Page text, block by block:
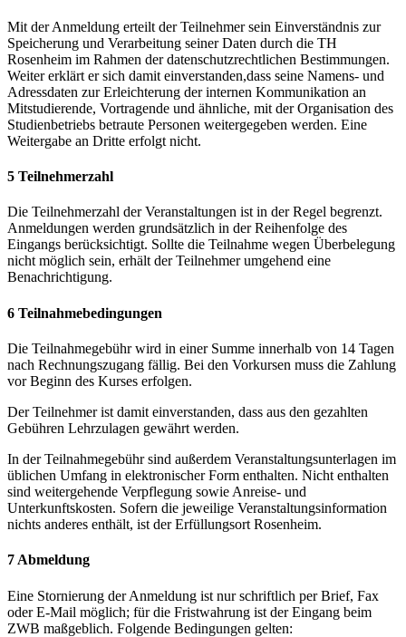
Mit der Anmeldung erteilt der Teilnehmer sein Einverständnis zur
Speicherung und Verarbeitung seiner Daten durch die TH
Rosenheim im Rahmen der datenschutzrechtlichen Bestimmungen.
Weiter erklärt er sich damit einverstanden,dass seine Namens- und
Adressdaten zur Erleichterung der internen Kommunikation an
Mitstudierende, Vortragende und ähnliche, mit der Organisation des
Studienbetriebs betraute Personen weitergegeben werden. Eine
Weitergabe an Dritte erfolgt nicht.
5 Teilnehmerzahl
Die Teilnehmerzahl der Veranstaltungen ist in der Regel begrenzt.
Anmeldungen werden grundsätzlich in der Reihenfolge des
Eingangs berücksichtigt. Sollte die Teilnahme wegen Überbelegung
nicht möglich sein, erhält der Teilnehmer umgehend eine
Benachrichtigung.
6 Teilnahmebedingungen
Die Teilnahmegebühr wird in einer Summe innerhalb von 14 Tagen
nach Rechnungszugang fällig. Bei den Vorkursen muss die Zahlung
vor Beginn des Kurses erfolgen.
Der Teilnehmer ist damit einverstanden, dass aus den gezahlten
Gebühren Lehrzulagen gewährt werden.
In der Teilnahmegebühr sind außerdem Veranstaltungsunterlagen im
üblichen Umfang in elektronischer Form enthalten. Nicht enthalten
sind weitergehende Verpflegung sowie Anreise- und
Unterkunftskosten. Sofern die jeweilige Veranstaltungsinformation
nichts anderes enthält, ist der Erfüllungsort Rosenheim.
7 Abmeldung
Eine Stornierung der Anmeldung ist nur schriftlich per Brief, Fax
oder E-Mail möglich; für die Fristwahrung ist der Eingang beim
ZWB maßgeblich. Folgende Bedingungen gelten: